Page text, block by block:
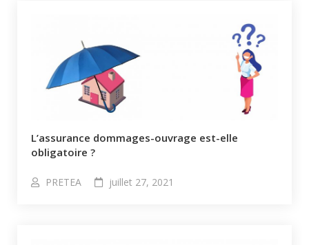
L’assurance dommages-ouvrage est-elle
obligatoire ?
PRETEA juillet 27, 2021